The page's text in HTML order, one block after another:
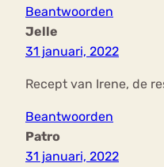
Beantwoorden
Jelle
31 januari, 2022
Recept van Irene, de
Beantwoorden
Patro
31 januari, 2022